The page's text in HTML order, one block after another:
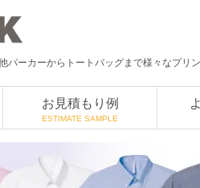
パーカーからトートバッグまで様々なプリ
お見積もり例
ESTIMATE SAMPLE